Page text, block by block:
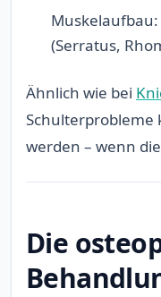
(Serratus,
Ähnlich wie bei
Schulterprobleme
werden – wenn
Die